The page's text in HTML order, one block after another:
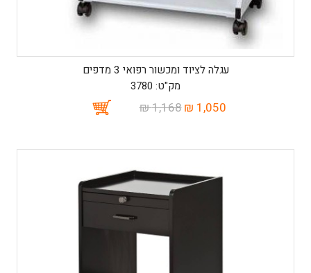
עגלה לציוד ומכשור רפואי 3 מדפים
מק"ט: 3780
1,050 ₪
1,168 ₪